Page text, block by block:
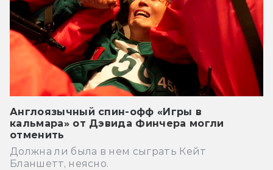
Англоязычный спин-офф «Игры в
кальмара» от Дэвида Финчера могли
отменить
Должна ли была в нем сыграть Кейт
Бланшетт, неясно.